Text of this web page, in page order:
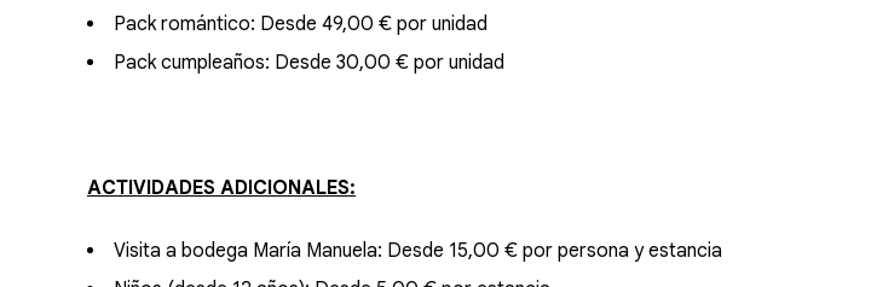
Pack romántico: Desde 49,00 € por unidad
Pack cumpleaños: Desde 30,00 € por unidad
ACTIVIDADES ADICIONALES:
Visita a bodega María Manuela: Desde 15,00 € por persona y estancia